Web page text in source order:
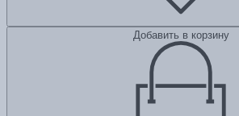
Добавить в корзину